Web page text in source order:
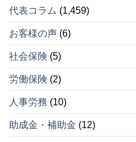
由
ス
５
（そ
４）
入
な
い
由
ス
５
３）
出
年
を
入
な
理
由
代表コラム (1,459)
お客様の声 (6)
社会保険 (5)
労働保険 (2)
人事労務 (10)
助成金・補助金 (12)